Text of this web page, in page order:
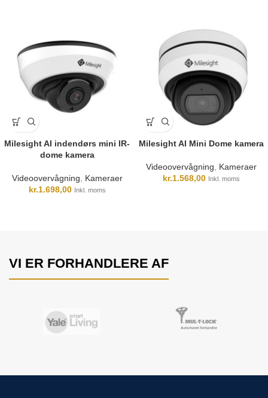
Milesight AI indendørs mini IR-
dome kamera
Videoovervågning, Kameraer
kr.1.698,00 Inkl. moms
Milesight AI Mini Dome kamera
Videoovervågning, Kameraer
kr.1.568,00 Inkl. moms
VI ER FORHANDLERE AF